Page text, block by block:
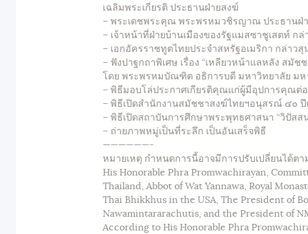
เฉลิมพระเกียรติ ประธานฝ่ายสงฆ์
– พระเดชพระคุณ พระพรหมวชิรญาณ ประธานฝ่
– เจ้าหน้าที่ฝ่ายบ้านเมืองของรัฐแมสซาชูเสตท์ ก
– เอกอัครราชทูตไทยประจำสหรัฐอเมริกา กล่าว
– ฟังปาฐกถาพิเศษ เรื่อง “เหลียวหน้าแลหลัง สมัช
โดย พระพรหมบัณฑิต อธิการบดี มหาวิทยาลัย ม
– พิธีมอบโล่ประกาศเกียรติคุณแก่ผู้มีอุปการคุณต่
– พิธีเปิดสำนักงานสมัชชาสงฆ์ไทยฯอนุสรณ์ ๔๐ ปี
– พิธีเปิดสถาบันการศึกษาพระพุทธศาสนา “วิปัสส
– ถ่ายภาพหมู่เป็นที่ระลึก เป็นอันเสร็จพิธี
——————-
หมายเหตุ กำหนดการนี้อาจมีการปรับเปลี่ยนได้ตา
His Honorable Phra Promwachirayan,
Thailand, Abbot of Wat Yannawa, Royal
Thai Bhikkhus in the USA, The President of
Nawamintararachutis, and the President of
According to His Honorable Phra